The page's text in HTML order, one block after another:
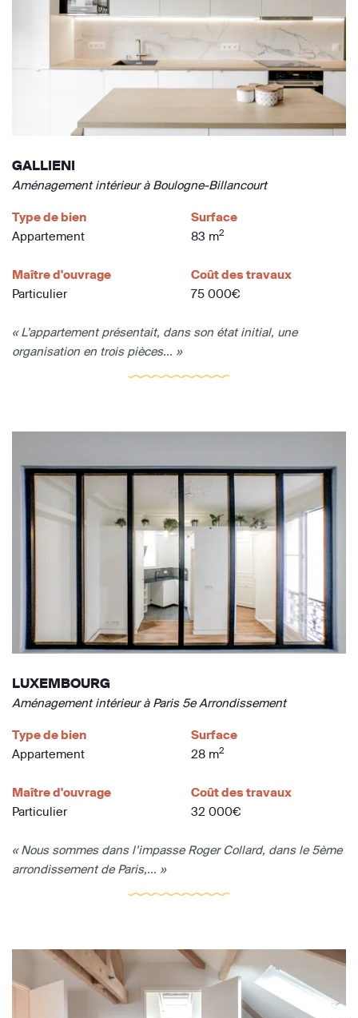
GALLIENI
Aménagement intérieur à Boulogne-Billancourt
Type de bien
Appartement
Surface
83 m2
Maître d'ouvrage
Particulier
Coût des travaux
75 000€
« L’appartement présentait, dans son état initial, une
organisation en trois pièces... »
LUXEMBOURG
Aménagement intérieur à Paris 5e Arrondissement
Type de bien
Appartement
Surface
28 m2
Maître d'ouvrage
Particulier
Coût des travaux
32 000€
« Nous sommes dans l’impasse Roger Collard, dans le 5ème
arrondissement de Paris,... »